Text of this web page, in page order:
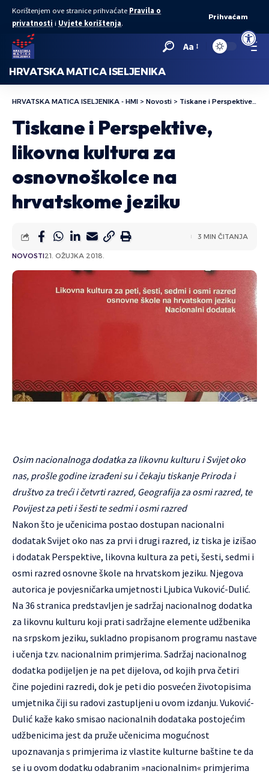
Open
Korištenjem ove stranice prihvaćate Pravila o
privatnosti i Uvjete korištenja.
Prihvaćam
Aa
HRVATSKA MATICA ISELJENIKA
HRVATSKA MATICA ISELJENIKA - HMI > Novosti > Tiskane i Perspektive, likovna kultura za osnovnoškolce na hrvatskome jeziku
Tiskane i Perspektive,
likovna kultura za
osnovnoškolce na
hrvatskome jeziku
NOVOSTI21. OŽUJKA 2018.
3 MIN ČITANJA
Osim nacionalnoga dodatka za likovnu kulturu i Svijet oko
nas, prošle godine izrađeni su i čekaju tiskanje Priroda i
društvo za treći i četvrti razred, Geografija za osmi razred, te
Povijest za peti i šesti te sedmi i osmi razred
Nakon što je učenicima postao dostupan nacionalni
dodatak Svijet oko nas za prvi i drugi razred, iz tiska je izišao
i dodatak Perspektive, likovna kultura za peti, šesti, sedmi i
osmi razred osnovne škole na hrvatskom jeziku. Njegova
autorica je povjesničarka umjetnosti Ljubica Vuković-Dulić.
Na 36 stranica predstavljen je sadržaj nacionalnog dodatka
za likovnu kulturu koji prati sadržajne elemente udžbenika
na srpskom jeziku, sukladno propisanom programu nastave
i učenja tzv. nacionalnim primjerima. Sadržaj nacionalnog
dodatka podijeljen je na pet dijelova, od kojih prva četiri
čine pojedini razredi, dok je peti dio posvećen životopisima
umjetnika čiji su radovi zastupljeni u ovom izdanju. Vuković-
Dulić kaže kako smisao nacionalnih dodataka postojećim
udžbenicima jest da pruže učenicima mogućnost
upoznavanja s primjerima iz vlastite kulturne baštine te da
se i u ovom dodatku odabranim »nacionalnim« primjerima